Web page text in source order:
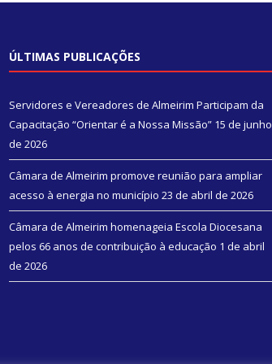
ÚLTIMAS PUBLICAÇÕES
Servidores e Vereadores de Almeirim Participam da
Capacitação “Orientar é a Nossa Missão” 15 de junho
de 2026
Câmara de Almeirim promove reunião para ampliar
acesso à energia no município 23 de abril de 2026
Câmara de Almeirim homenageia Escola Diocesana
pelos 66 anos de contribuição à educação 1 de abril
de 2026